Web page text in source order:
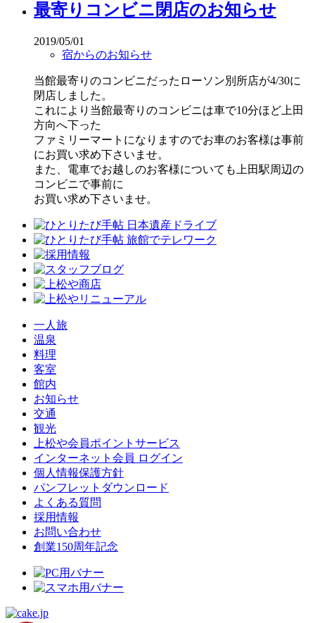
最寄りコンビニ閉店のお知らせ
2019/05/01
宿からのお知らせ
当館最寄りのコンビニだったローソン別所店が4/30に
閉店しました。
これにより当館最寄りのコンビニは車で10分ほど上田
方向へ下った
ファミリーマートになりますのでお車のお客様は事前
にお買い求め下さいませ。
また、電車でお越しのお客様についても上田駅周辺の
コンビニで事前に
お買い求め下さいませ。
一人旅
温泉
料理
客室
館内
お知らせ
交通
観光
上松や会員ポイントサービス
インターネット会員 ログイン
個人情報保護方針
パンフレットダウンロード
よくある質問
採用情報
お問い合わせ
創業150周年記念